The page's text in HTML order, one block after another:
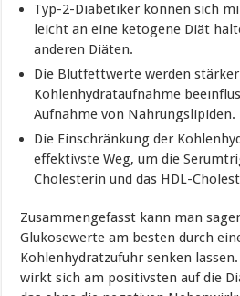
Typ-2-Diabetiker können sich
leicht an eine ketogene Diät
anderen Diäten.
Die Blutfettwerte werden
Kohlenhydrataufnahme
Aufnahme von Nahrungslipiden.
Die Einschränkung der
effektivste Weg, um die
Cholesterin und das HDL-
Zusammengefasst kann man
Glukosewerte am besten durch
Kohlenhydratzufuhr senken
wirkt sich am positivsten auf die